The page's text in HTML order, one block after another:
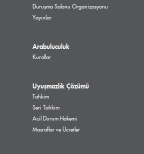
Duruşma Salonu Organizasyonu
Yayınlar
Arabuluculuk
Kurallar
Uyuşmazlık Çözümü
Tahkim
Seri Tahkim
Acil Durum Hakemi
Masraflar ve Ücretler